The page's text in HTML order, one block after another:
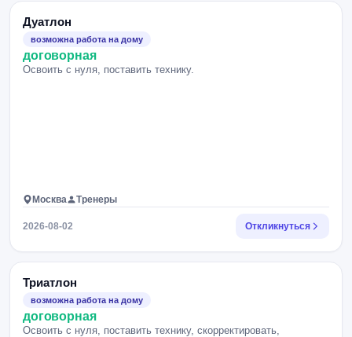
Дуатлон
возможна работа на дому
договорная
Освоить с нуля, поставить технику.
Москва Тренеры
2026-08-02 Откликнуться
Триатлон
возможна работа на дому
договорная
Освоить с нуля, поставить технику, скорректировать,